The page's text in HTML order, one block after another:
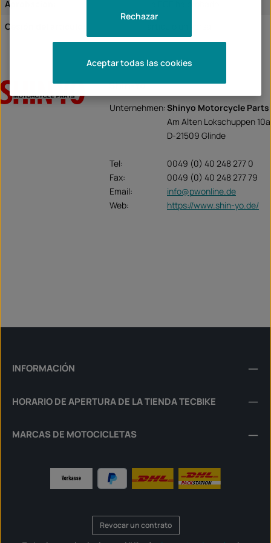
Aprobación:
Cesión del artículo:
Shin-Yo
Unternehmen:Shinyo Motorcycle Parts
Am Alten Lokschuppen 10a
D-21509 Glinde
Tel:
0049 (0) 40 248 277 0
Fax:
0049 (0) 40 248 277 79
Email:
info@pwonline.de
Web:
https://www.shin-yo.de/
INFORMACIÓN
HORARIO DE APERTURA DE LA TIENDA TECBIKE
MARCAS DE MOTOCICLETAS
Revocar un contrato
Rechazar
Aceptar todas las cookies